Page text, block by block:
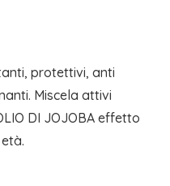
protettivi, anti
Miscela attivi
DI JOJOBA effetto